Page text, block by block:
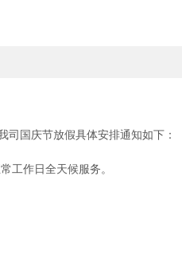
国庆节放假具体安排通知如下：
工作日全天候服务。